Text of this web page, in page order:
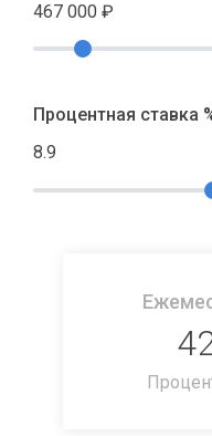
467 000 ₽
Процентная ставка
8.9